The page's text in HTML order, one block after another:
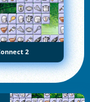
2